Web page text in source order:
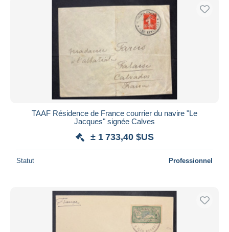
TAAF Résidence de France courrier du navire "Le
Jacques" signée Calves
± 1 733,40 $US
Statut Professionnel